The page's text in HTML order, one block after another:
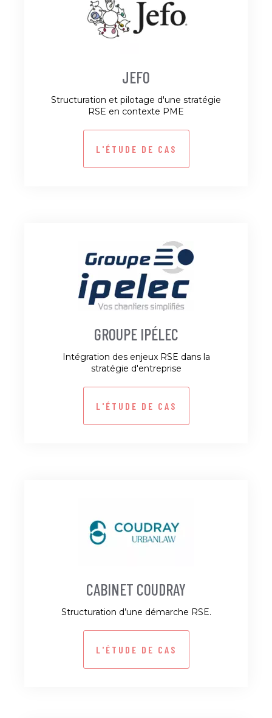
JEFO
Structuration et pilotage d'une stratégie
RSE en contexte PME
L'ÉTUDE DE CAS
GROUPE IPÉLEC
Intégration des enjeux RSE dans la
stratégie d'entreprise
L'ÉTUDE DE CAS
CABINET COUDRAY
Structuration d’une démarche RSE.
L'ÉTUDE DE CAS